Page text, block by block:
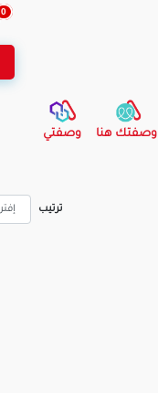
0
وصفتك هنا وصفتي
ترتيب